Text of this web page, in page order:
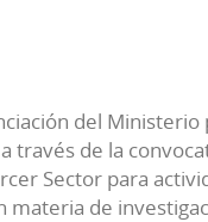
del Ministerio
través de la
Sector para
materia de